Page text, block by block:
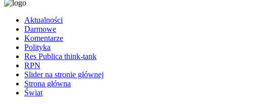
Aktualności
Darmowe
Komentarze
Polityka
Res Publica think-tank
RPN
Slider na stronie głównej
Strona główna
Świat